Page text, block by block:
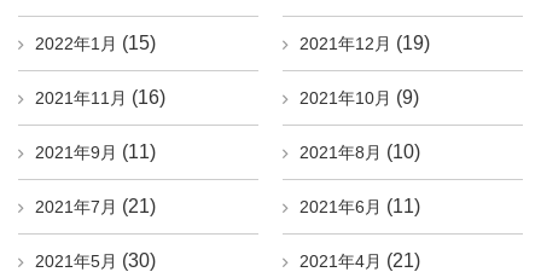
2022年1月 (15) 2021年12月 (19)
2021年11月 (16) 2021年10月 (9)
2021年9月 (11) 2021年8月 (10)
2021年7月 (21) 2021年6月 (11)
2021年5月 (30) 2021年4月 (21)